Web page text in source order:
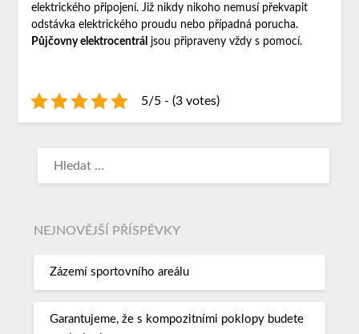
elektrického připojení. Již nikdy nikoho nemusí překvapit
odstávka elektrického proudu nebo případná porucha.
Půjčovny elektrocentrál jsou připraveny vždy s pomocí.
5/5 - (3 votes)
NEJNOVĚJŠÍ PŘÍSPĚVKY
Zázemí sportovního areálu
Garantujeme, že s kompozitními poklopy budete